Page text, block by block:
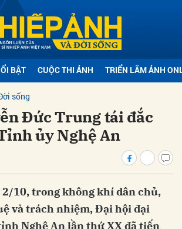
BẬT CUỘC THI ẢNH TRIỂN LÃM ẢNH
sống
Đức Trung tái đắc
ủy Nghệ An
2/10, trong không khí dân chủ,
và trách nhiệm, Đại hội đại
Nghệ An lần thứ XX đã tiến
Hủy